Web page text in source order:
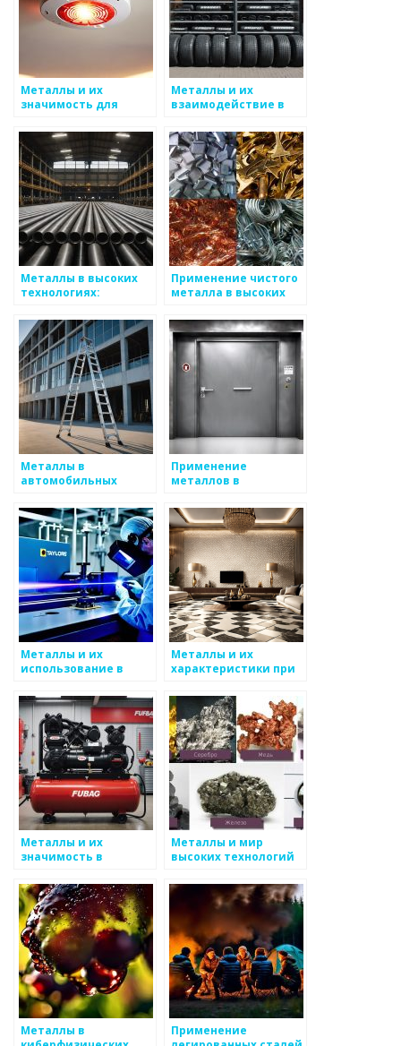
Металлы и их
значимость для
систем
Металлы и их
взаимодействие в
Металлы в высоких
технологиях:
перспективы
Применение чистого
металла в высоких
Металлы в
автомобильных
Применение
металлов в
системах
Металлы и их
использование в
услуг
Металлы и их
характеристики при
температурах
Металлы и их
значимость в
Металлы и мир
высоких технологий
Металлы в
Применение